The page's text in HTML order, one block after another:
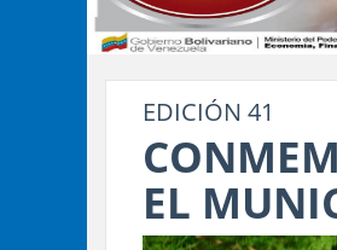
EDICIÓN 41
EL